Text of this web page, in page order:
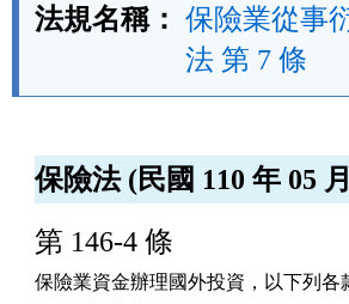
法規名稱： 保險業從事
法 第 7 條
保險法 (民國 110 年 05
第 146-4 條
保險業資金辦理國外投資，以下列各